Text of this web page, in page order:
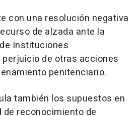
con una resolución negativa
de alzada ante la
Instituciones
de otras acciones
penitenciario.
también los supuestos en
reconocimiento de